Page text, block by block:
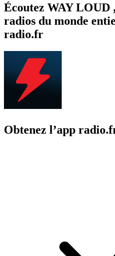
Écoutez WAY
radios du monde
radio.fr
Obtenez l’app